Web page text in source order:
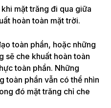
mặt trăng đi qua giữa
hoàn toàn mặt trời.
toàn phần, hoặc những
sẽ che khuất hoàn toàn
toàn phần. Những
toàn phần vẫn có thể nhìn
đó mặt trăng chỉ che